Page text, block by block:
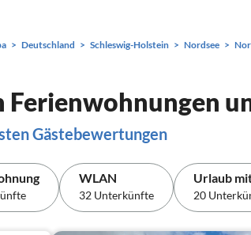
Deutschland Schleswig-Holstein Nordsee
Gästebewertungen
WLAN
32 Unterkünfte
Urlaub
20